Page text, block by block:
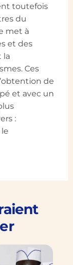
toutefois
du
met à
et des
la
Ces
de
et avec un
: